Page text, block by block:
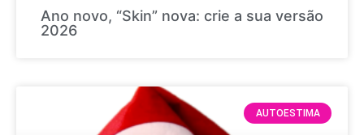
Ano novo, “Skin” nova: crie a sua versão
2026
AUTOESTIMA